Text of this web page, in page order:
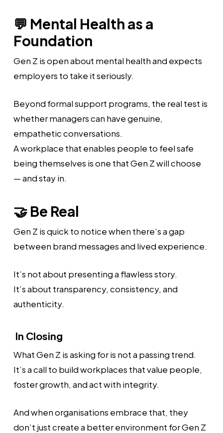
💬 Mental Health as a
Foundation
Gen Z is open about mental health and expects
employers to take it seriously.
Beyond formal support programs, the real test is
whether managers can have genuine,
empathetic conversations.
A workplace that enables people to feel safe
being themselves is one that Gen Z will choose
— and stay in.
🤝 Be Real
Gen Z is quick to notice when there’s a gap
between brand messages and lived experience.
It’s not about presenting a flawless story.
It’s about transparency, consistency, and
authenticity.
In Closing
What Gen Z is asking for is not a passing trend.
It’s a call to build workplaces that value people,
foster growth, and act with integrity.
And when organisations embrace that, they
don’t just create a better environment for Gen Z